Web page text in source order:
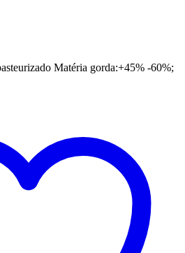
Matéria gorda:+45% -60%;